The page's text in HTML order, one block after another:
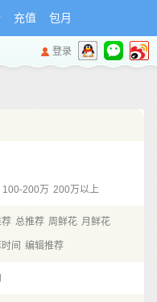
充值 包月
登录
100-200万 200万以上
荐 总推荐 周鲜花 月鲜花
间 编辑推荐